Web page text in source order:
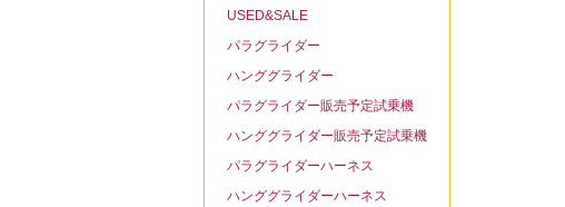
USED&SALE
パラグライダー
ハンググライダー
パラグライダー販売予定試乗機
ハンググライダー販売予定試乗機
パラグライダーハーネス
ハンググライダーハーネス